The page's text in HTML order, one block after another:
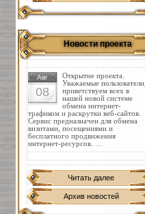
Новости проекта
Авг
08
Открытие проекта.
Уважаемые пользователи,
приветствуем всех в
нашей новой системе
обмена интернет-
трафиком и раскрутки веб-сайтов.
Сервис предназначен для обмена
визитами, посещениями и
бесплатного продвижения
интернет-ресурсов. …
Читать далее
Архив новостей